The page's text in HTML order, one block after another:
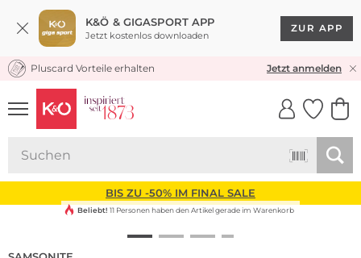
K&Ö & GIGASPORT APP
Jetzt kostenlos downloaden
ZUR APP
KOSTENLOSER VERSAND* & RÜCKVERSAND
Pluscard Vorteile erhalten Jetzt anmelden
UNSERE APP
CLICK &
BIS ZU -50% IM FINAL SALE
Beliebt! 11 Personen haben den Artikel gerade im Warenkorb